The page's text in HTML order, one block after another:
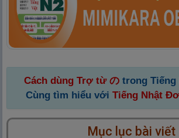
Cách dùng Trợ từ の trong Tiếng
Cùng tìm hiểu với Tiếng Nhật
Mục lục bài viết